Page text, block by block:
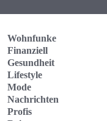
Wohnfunke
Finanziell
Gesundheit
Lifestyle
Mode
Nachrichten
Profis